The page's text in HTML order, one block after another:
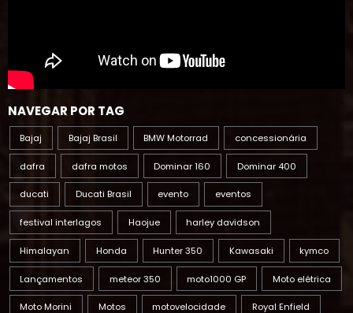
NAVEGAR POR TAG
Bajaj Bajaj Brasil BMW Motorrad concessionária
dafra dafra motos Dominar 160 Dominar 400
ducati Ducati Brasil evento eventos
festival interlagos Haojue harley davidson
Himalayan Honda Hunter 350 Kawasaki kymco
Lançamentos meteor 350 moto1000 GP Moto elétrica
Moto Morini Motos motovelocidade Royal Enfield